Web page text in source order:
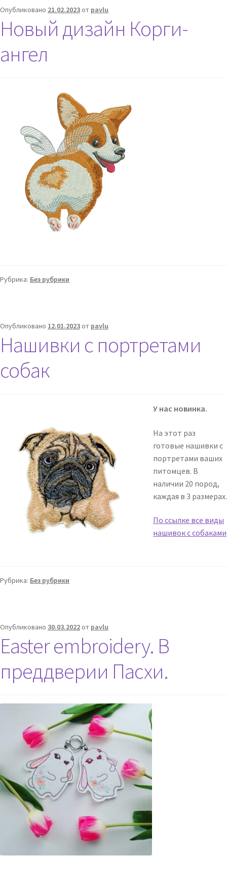
Опубликовано 21.02.2023от pavlu
Новый дизайн Корги-
ангел
Рубрика: Без рубрики
Опубликовано 12.01.2023от pavlu
Нашивки с портретами
собак
У нас новинка.
На этот раз
готовые нашивки с
портретами ваших
питомцев. В
наличии 20 пород,
каждая в 3 размерах.
По ссылке все виды
нашивок с собаками
Рубрика: Без рубрики
Опубликовано 30.03.2022от pavlu
Easter embroidery. В
преддверии Пасхи.